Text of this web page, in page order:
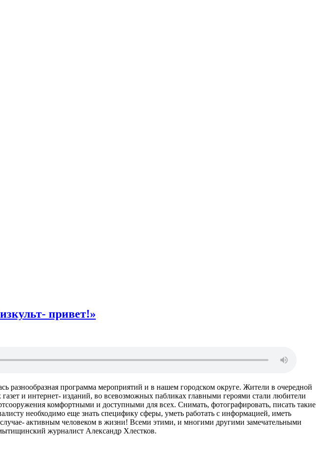
привет!»
разнообразная программа мероприятий и в нашем городском округе. Жители в очередной
и интернет- изданий, во всевозможных пабликах главными героями стали любители
комфортными и доступными для всех. Снимать, фотографировать, писать такие
необходимо еще знать специфику сферы, уметь работать с информацией, иметь
активным человеком в жизни! Всеми этими, и многими другими замечательными
журналист Александр Хлестков.